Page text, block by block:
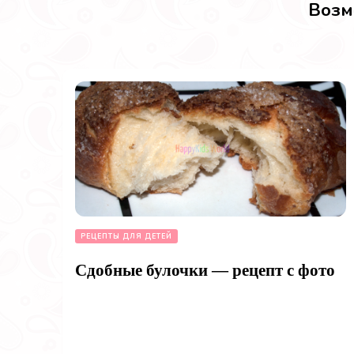
РЕЦЕПТЫ ДЛЯ ДЕТЕЙ
Сдобные булочки — рецепт с фото